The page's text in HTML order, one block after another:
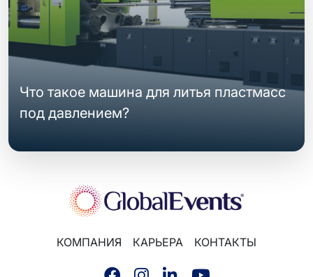
Что такое машина для литья пластмасс
под давлением?
КОМПАНИЯ КАРЬЕРА КОНТАКТЫ